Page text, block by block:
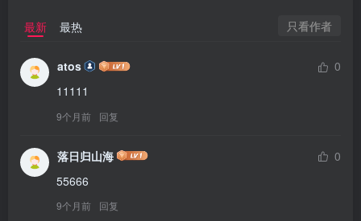
最新 最热 只看作者
atos
0
11111
9个月前 回复
落日归山海
0
55666
9个月前 回复